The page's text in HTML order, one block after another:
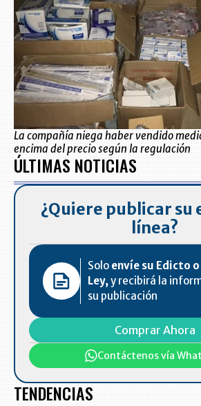
La compañía niega haber vendido
encima del precio según la regulación
ÚLTIMAS NOTICIAS
¿Quiere publicar su
línea?
Solo envíe su Edicto
Ley,y recibirá la
su publicación
Comprar Ahora
Contáctenos vía
TENDENCIAS